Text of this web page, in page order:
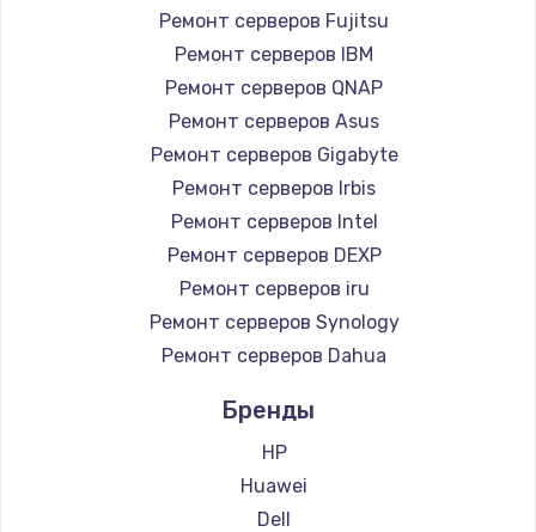
Заказать
Установка драйверов
950 руб.
Заказать
Замена жесткого диска
1000 руб.
Заказать
Чистка от пыли
1330 руб.
Настройка ОС
Ремонт серверов Fujitsu
Ремонт серверов IBM
Ремонт серверов QNAP
Ремонт серверов Asus
Ремонт серверов Gigabyte
Ремонт серверов Irbis
Ремонт серверов Intel
Ремонт серверов DEXP
Ремонт серверов iru
Ремонт серверов Synology
Ремонт серверов Dahua
Бренды
HP
Huawei
Dell